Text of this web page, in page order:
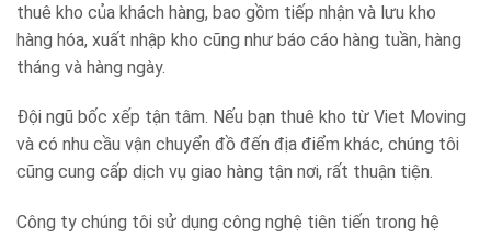
thuê kho của khách hàng, bao gồm tiếp nhận và lưu kho
hàng hóa, xuất nhập kho cũng như báo cáo hàng tuần, hàng
tháng và hàng ngày.
Đội ngũ bốc xếp tận tâm. Nếu bạn thuê kho từ Viet Moving
và có nhu cầu vận chuyển đồ đến địa điểm khác, chúng tôi
cũng cung cấp dịch vụ giao hàng tận nơi, rất thuận tiện.
Công ty chúng tôi sử dụng công nghệ tiên tiến trong hệ